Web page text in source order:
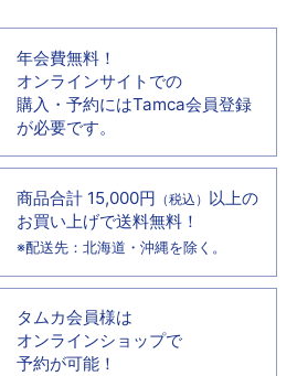
年会費無料！
オンラインサイトでの
購入・予約にはTamca会員登録
が必要です。
商品合計 15,000円 （税込） 以上の
お買い上げで送料無料！
※配送先：北海道・沖縄を除く。
タムカ会員様は
オンラインショップで
予約が可能！